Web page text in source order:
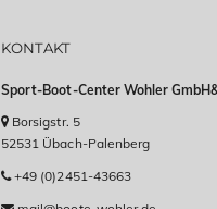
KONTAKT
Sport-Boot-Center Wohler
Borsigstr. 5
52531 Übach-Palenberg
+49 (0)2451-43663